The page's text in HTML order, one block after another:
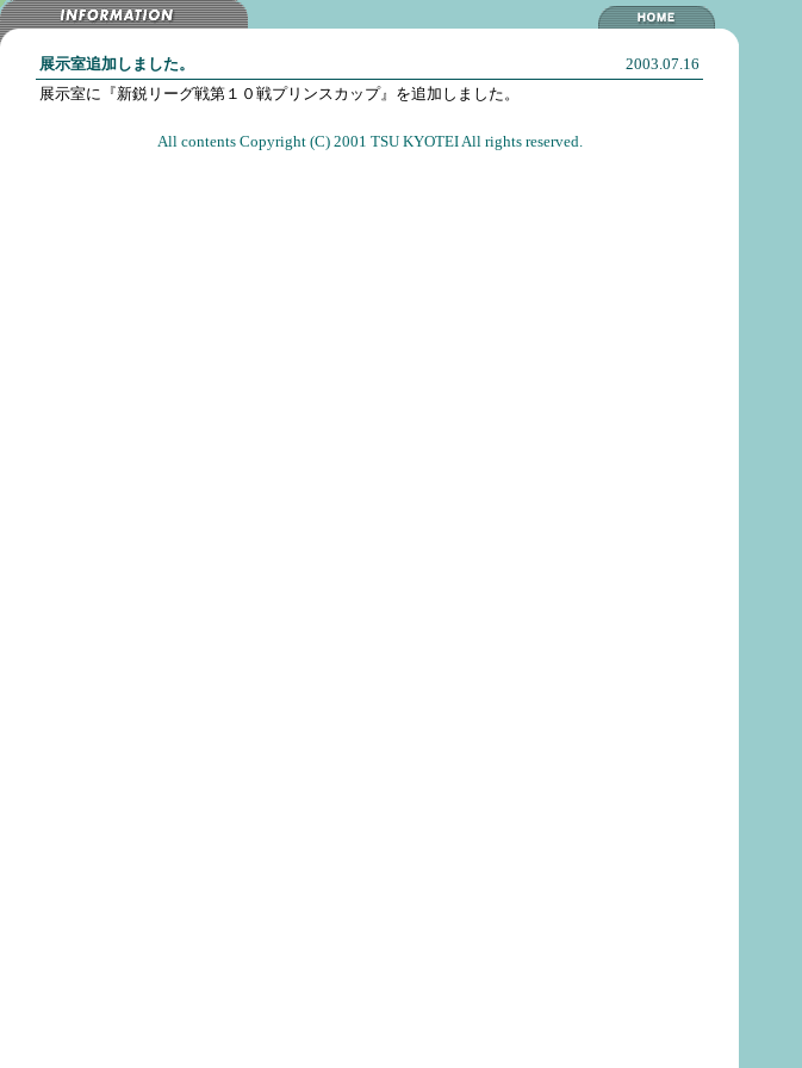
展示室追加しました。
2003.07.16
展示室に『新鋭リーグ戦第１０戦プリンスカップ』を追加しました。
All contents Copyright (C) 2001 TSU KYOTEI All rights reserved.